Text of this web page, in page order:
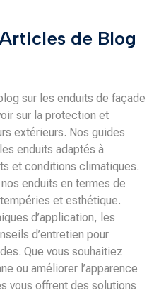
de Blog
sur les enduits de façade
sur la protection et
extérieurs. Nos guides
enduits adaptés à
et conditions climatiques.
enduits en termes de
et esthétique.
d’application, les
d’entretien pour
Que vous souhaitiez
ou améliorer l’apparence
vous offrent des solutions